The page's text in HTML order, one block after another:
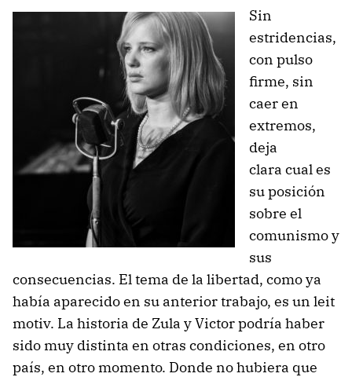
Sin
estridencias,
con pulso
firme, sin
caer en
extremos,
deja
clara cual es
su posición
sobre el
comunismo y
sus
consecuencias. El tema de la libertad, como ya
había aparecido en su anterior trabajo, es un leit
motiv. La historia de Zula y Victor podría haber
sido muy distinta en otras condiciones, en otro
país, en otro momento. Donde no hubiera que